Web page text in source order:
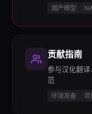
国产模型
贡献指南
参与汉化翻
范
环境准备 项